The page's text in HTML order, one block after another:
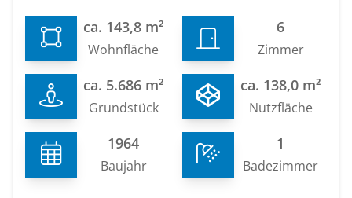
ca. 143,8 m²
Wohnfläche
6
Zimmer
ca. 5.686 m²
Grundstück
ca. 138,0 m²
Nutzfläche
1964
Baujahr
1
Badezimmer